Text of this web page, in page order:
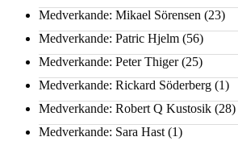
Medverkande: Mikael Sörensen (23)
Medverkande: Patric Hjelm (56)
Medverkande: Peter Thiger(25)
Medverkande: Rickard Söderberg (1)
Medverkande: Robert Q Kustosik (28)
Medverkande: Sara Hast (1)